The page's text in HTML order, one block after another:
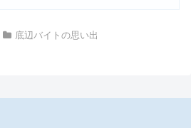
底辺バイトの思い出